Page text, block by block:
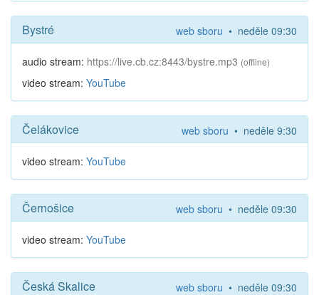
web sboru • neděle 09:30
Bystré
audio stream: https://live.cb.cz:8443/bystre.mp3 (offline)
video stream: YouTube
web sboru • neděle 9:30
Čelákovice
video stream: YouTube
web sboru • neděle 09:30
Černošice
video stream: YouTube
web sboru • neděle 09:30
Česká Skalice